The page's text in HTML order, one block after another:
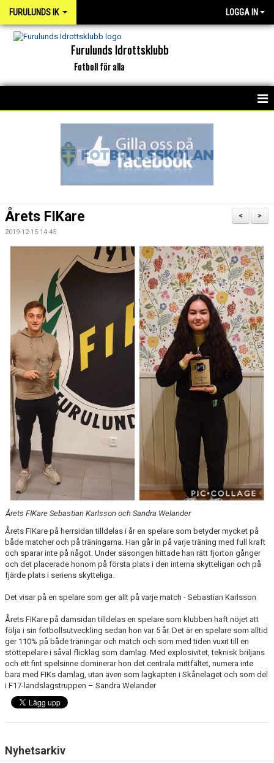
FURULUNDS IK LOGGA IN
Furulunds Idrottsklubb
Fotboll för alla
INTERKAPTEN
BILDGALLERI
FOTBOLL
MEDLEM
LEDARE
SPONSRING & ANNONSPLATSER
KALENDER
DOKUMENT
FACEBOOK
INSTAGRAM
>
<
Årets FIKare
2019-12-15 14:45
Årets FIKare Sebastian Karlsson och Sandra Welander
Årets FIKare på herrsidan tilldelas i år en spelare som betyder mycket på
både matcher och på träningarna. Han går in på varje träning med full kraft
och sparar inte på något. Under säsongen hittade han rätt fjorton gånger
och det placerade honom på första plats i den interna skytteligan och på
fjärde plats i seriens skytteliga.
Det visar på en spelare som ger allt på varje match - Sebastian Karlsson
Årets FIKare på damsidan tilldelas en spelare som klubben haft nöjet att
följa i sin fotbollsutveckling sedan hon var 5 år. Det är en spelare som alltid
ger 110% på både träningar och match och som med tiden vuxit till en
stöttepelare i såväl flicklag som damlag. Med explosivitet, teknisk briljans
och ett fint spelsinne dominerar hon det centrala mittfältet, numera inte
bara med FIKs damlag, utan även som lagkapten i Skånelaget och som del
i F17-landslagstruppen – Sandra Welander
Nyhetsarkiv